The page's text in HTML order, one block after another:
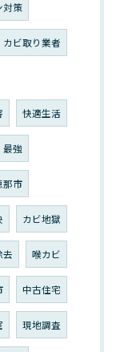
対策
カビ取り業者
快適生活
最強
那市
カビ地獄
去 喉カビ
中古住宅
現地調査